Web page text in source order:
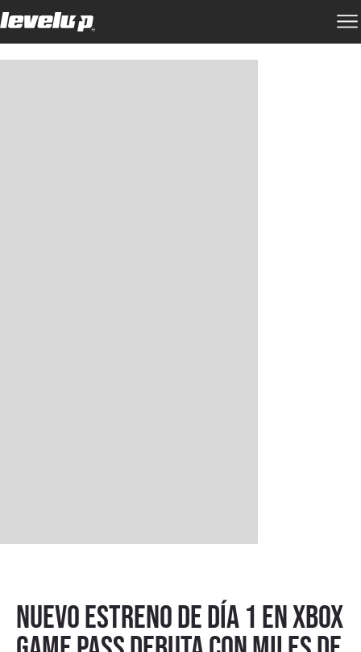
Nuevo estreno de día 1 en Xbox